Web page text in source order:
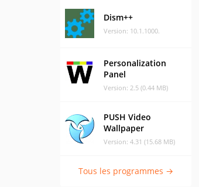
Dism++
Version: 10.1.1000.
Personalization
Panel
Version: 2.5 (0.44 MB)
PUSH Video
Wallpaper
Version: 4.31 (15.68 MB)
Tous les programmes →